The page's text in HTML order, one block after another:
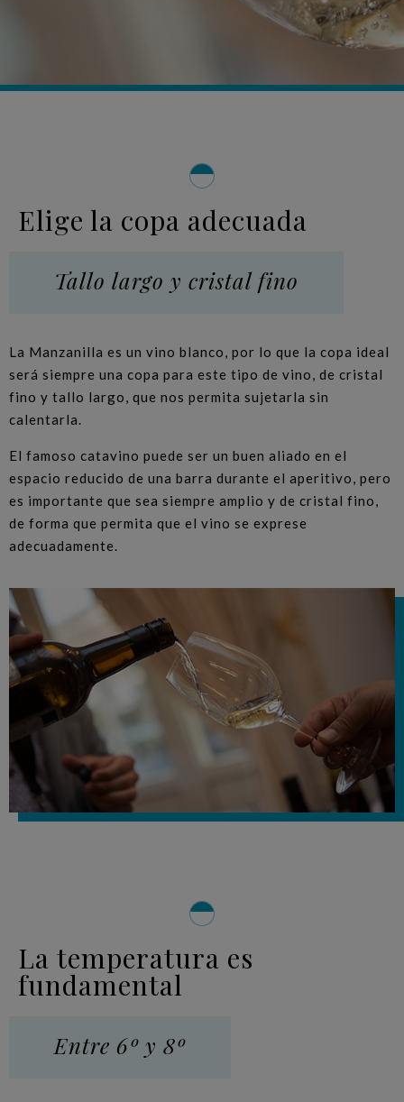
Elige la copa adecuada
Tallo largo y cristal fino
La Manzanilla es un vino blanco, por lo que la copa ideal
será siempre una copa para este tipo de vino, de cristal
fino y tallo largo, que nos permita sujetarla sin
calentarla.
El famoso catavino puede ser un buen aliado en el
espacio reducido de una barra durante el aperitivo, pero
es importante que sea siempre amplio y de cristal fino,
de forma que permita que el vino se exprese
adecuadamente.
La temperatura es
fundamental
Entre 6º y 8º